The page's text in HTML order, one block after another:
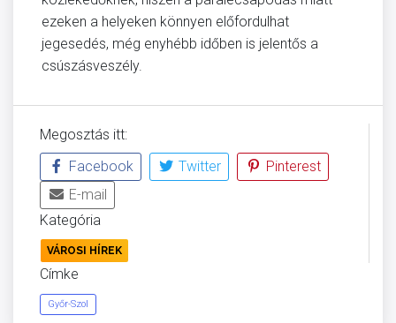
ezeken a helyeken könnyen előfordulhat
jegesedés, még enyhébb időben is jelentős a
csúszásveszély.
Megosztás itt:
Facebook
Twitter
Pinterest
E-mail
Kategória
VÁROSI HÍREK
Címke
Győr-Szol